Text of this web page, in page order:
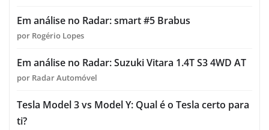
Em análise no Radar: smart #5 Brabus
por Rogério Lopes
Em análise no Radar: Suzuki Vitara 1.4T S3 4WD AT
por Radar Automóvel
Tesla Model 3 vs Model Y: Qual é o Tesla certo para
ti?